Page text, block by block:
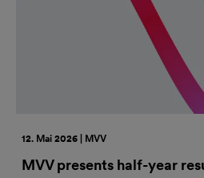
12. Mai 2026 | MVV
MVV presents half-year